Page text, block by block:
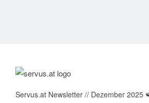
Servus.at Newsletter // Dezember 2025